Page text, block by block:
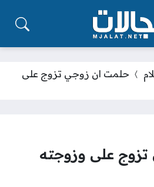
حلمت ان زوجي تزوج على
على وزوجته